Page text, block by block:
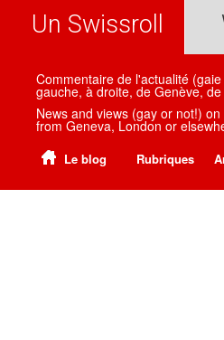
Un Swissroll
Commentaire de l'actualité
gauche, à droite, de Genève,
News and views (gay or not!)
from Geneva, London or
Le blog Rubriques